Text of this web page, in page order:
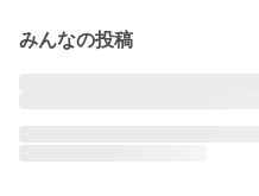
みんなの投稿